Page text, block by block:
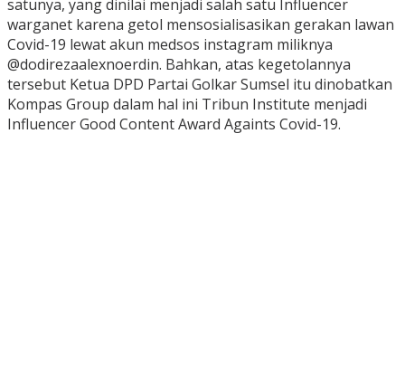
satunya, yang dinilai menjadi salah satu Influencer
warganet karena getol mensosialisasikan gerakan lawan
Covid-19 lewat akun medsos instagram miliknya
@dodirezaalexnoerdin. Bahkan, atas kegetolannya
tersebut Ketua DPD Partai Golkar Sumsel itu dinobatkan
Kompas Group dalam hal ini Tribun Institute menjadi
Influencer Good Content Award Againts Covid-19.